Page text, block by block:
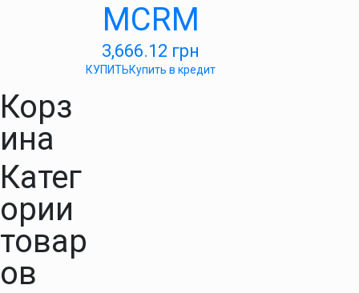
MCRM
3,666.12 грн
КУПИТЬКупить в кредит
Корз
ина
Катег
ории
товар
ов